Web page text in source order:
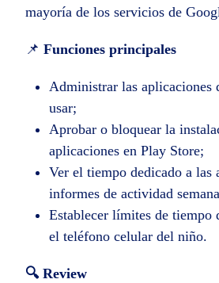
mayoría de los servicios de
📌Funciones principales
Administrar las aplicaciones
usar;
Aprobar o bloquear la
aplicaciones en Play Store;
Ver el tiempo dedicado a las
informes de actividad
Establecer límites de tiempo
el teléfono celular del niño.
🔍 Review